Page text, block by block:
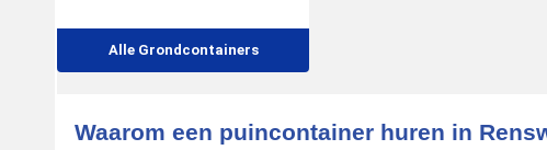
Alle Grondcontainers
Waarom een puincontainer huren in